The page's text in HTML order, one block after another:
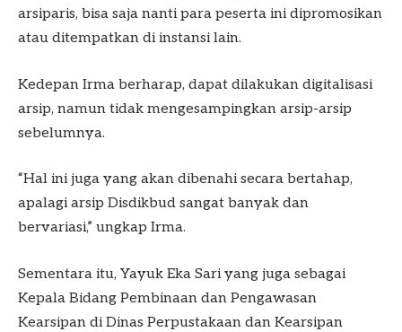
arsiparis, bisa saja nanti para peserta ini dipromosikan
atau ditempatkan di instansi lain.
Kedepan Irma berharap, dapat dilakukan digitalisasi
arsip, namun tidak mengesampingkan arsip-arsip
sebelumnya.
“Hal ini juga yang akan dibenahi secara bertahap,
apalagi arsip Disdikbud sangat banyak dan
bervariasi,” ungkap Irma.
Sementara itu, Yayuk Eka Sari yang juga sebagai
Kepala Bidang Pembinaan dan Pengawasan
Kearsipan di Dinas Perpustakaan dan Kearsipan